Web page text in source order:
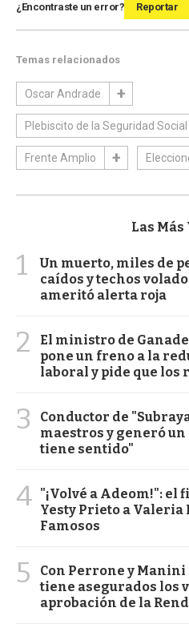
¿Encontraste un error? Reportar
Temas relacionados
Oscar Andrade
Plebiscito de la Seguridad Social
Frente Amplio
Las Más
1
Un muerto, miles de
caídos y techos
ameritó alerta roja
2
El ministro de
pone un freno a la
laboral y pide que los
3
Conductor de
maestros y generó
tiene sentido"
4 "¡Volvé a Adeom!": el
Yesty Prieto a Valeria
Famosos
5
Con Perrone y
tiene asegurados los
aprobación de la